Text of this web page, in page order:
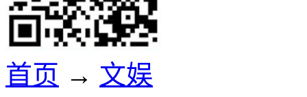
首页 → 文娱